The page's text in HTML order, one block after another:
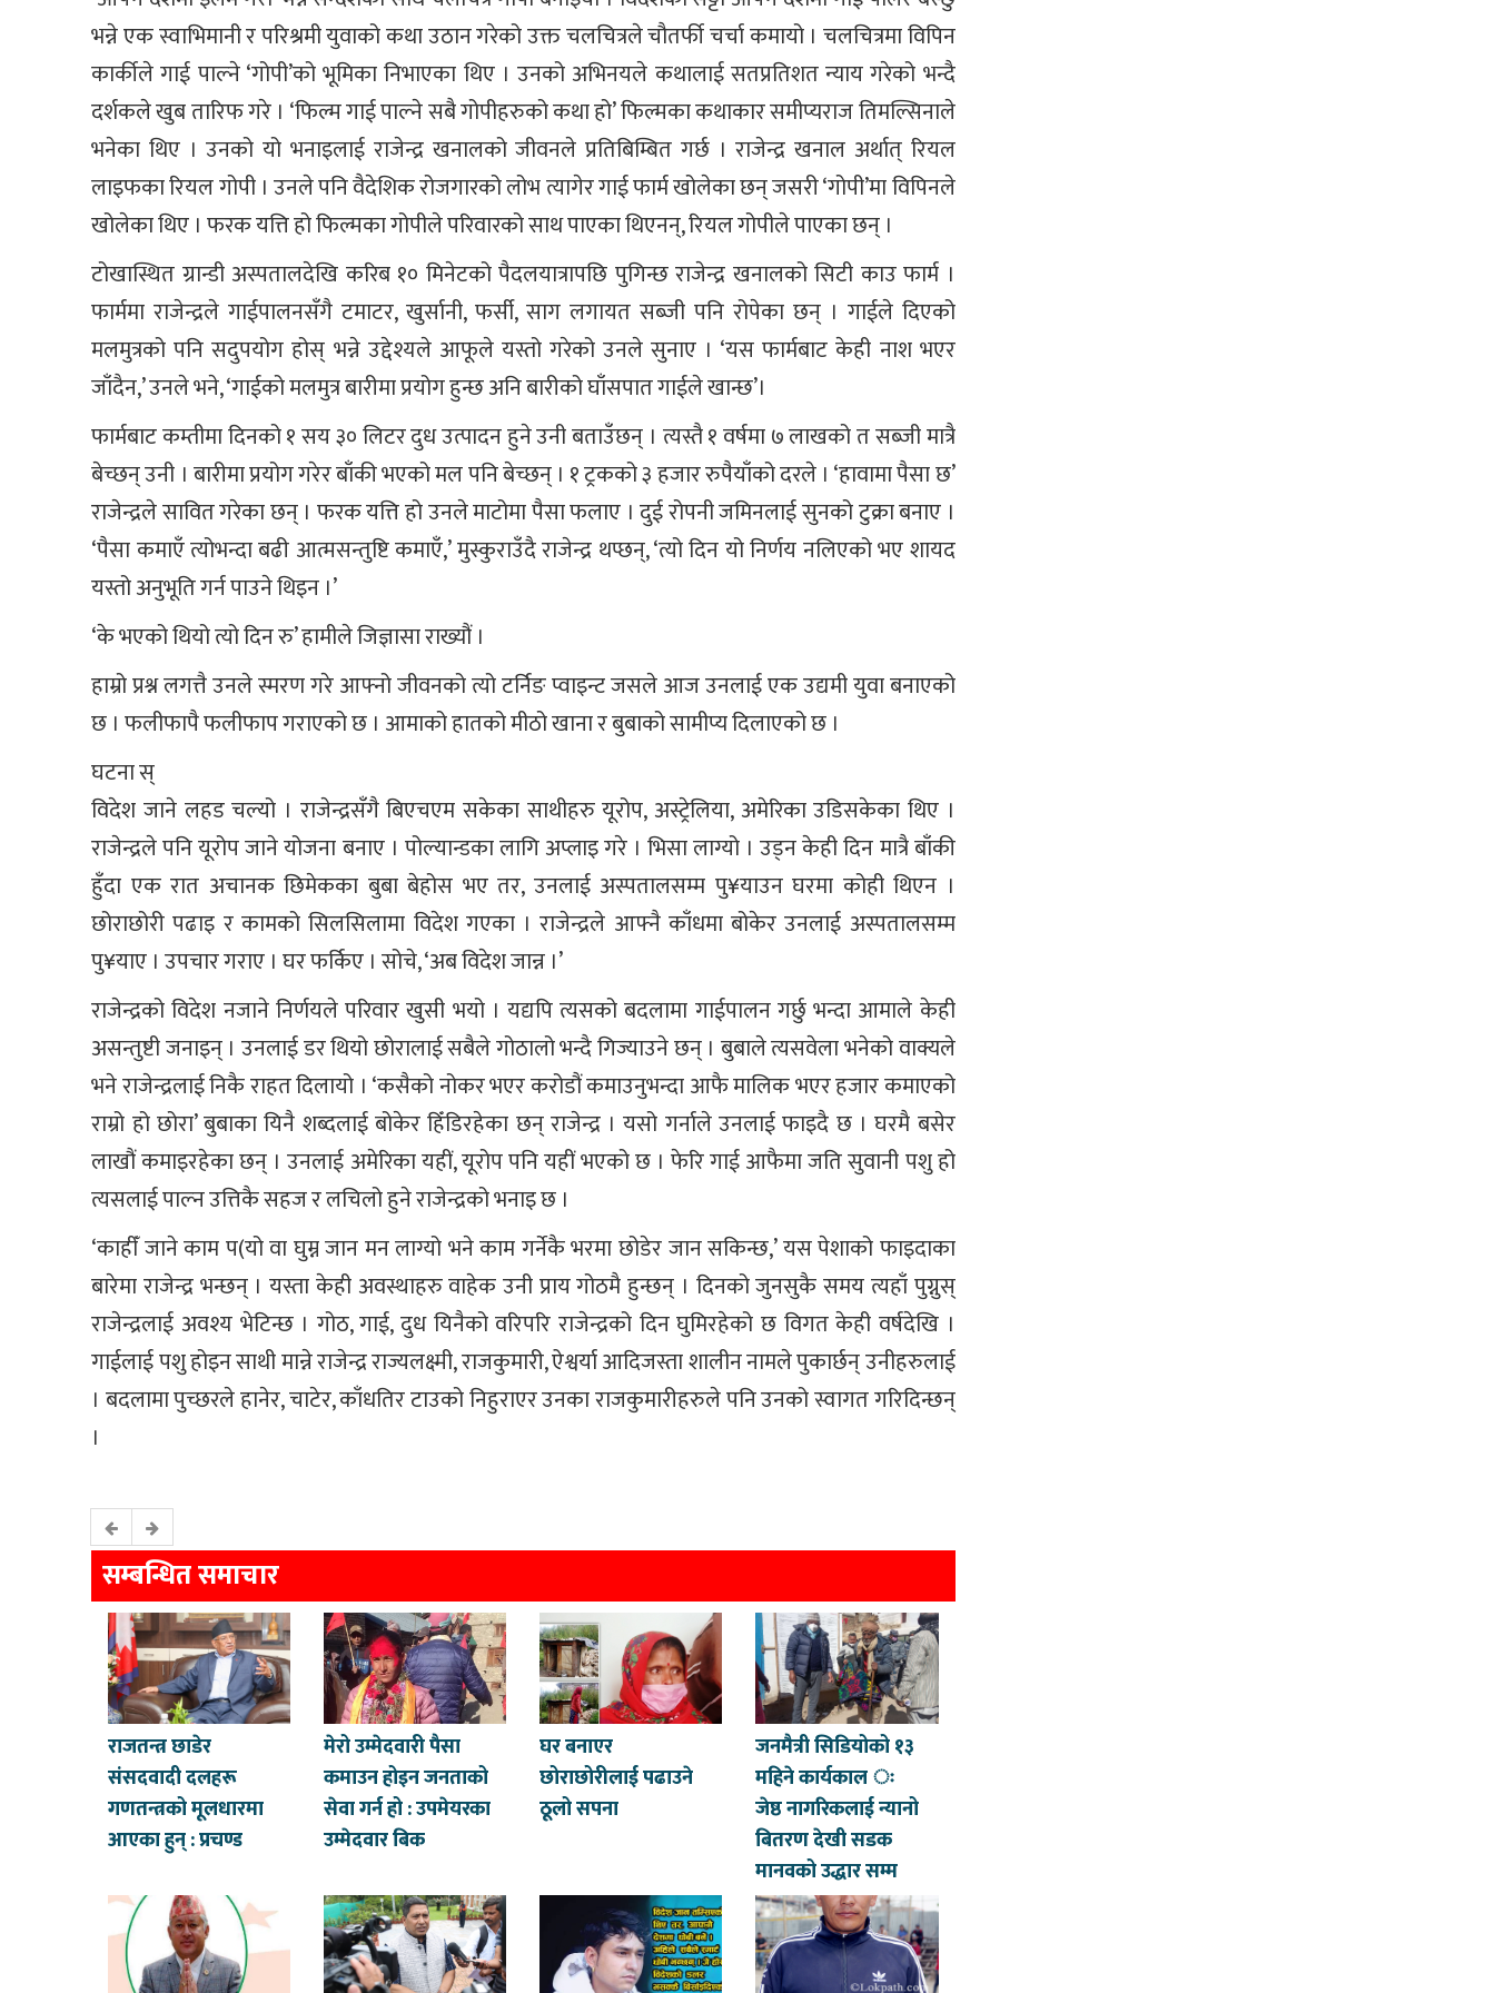
भन्ने एक स्वाभिमानी र परिश्रमी युवाको कथा उठान गरेको उक्त चलचित्रले चौतर्फी चर्चा कमायो । चलचित्रमा विपिन
कार्कीले गाई पाल्ने ‘गोपी’को भूमिका निभाएका थिए । उनको अभिनयले कथालाई सतप्रतिशत न्याय गरेको भन्दै
दर्शकले खुब तारिफ गरे । ‘फिल्म गाई पाल्ने सबै गोपीहरुको कथा हो’ फिल्मका कथाकार समीप्यराज तिमल्सिनाले
भनेका थिए । उनको यो भनाइलाई राजेन्द्र खनालको जीवनले प्रतिबिम्बित गर्छ । राजेन्द्र खनाल अर्थात् रियल
लाइफका रियल गोपी । उनले पनि वैदेशिक रोजगारको लोभ त्यागेर गाई फार्म खोलेका छन् जसरी ‘गोपी’मा विपिनले
खोलेका थिए । फरक यत्ति हो फिल्मका गोपीले परिवारको साथ पाएका थिएनन्, रियल गोपीले पाएका छन् ।
टोखास्थित ग्रान्डी अस्पतालदेखि करिब १० मिनेटको पैदलयात्रापछि पुगिन्छ राजेन्द्र खनालको सिटी काउ फार्म ।
फार्ममा राजेन्द्रले गाईपालनसँगै टमाटर, खुर्सानी, फर्सी, साग लगायत सब्जी पनि रोपेका छन् । गाईले दिएको
मलमुत्रको पनि सदुपयोग होस् भन्ने उद्देश्यले आफूले यस्तो गरेको उनले सुनाए । ‘यस फार्मबाट केही नाश भएर
जाँदैन,’ उनले भने, ‘गाईको मलमुत्र बारीमा प्रयोग हुन्छ अनि बारीको घाँसपात गाईले खान्छ’।
फार्मबाट कम्तीमा दिनको १ सय ३० लिटर दुध उत्पादन हुने उनी बताउँछन् । त्यस्तै १ वर्षमा ७ लाखको त सब्जी मात्रै
बेच्छन् उनी । बारीमा प्रयोग गरेर बाँकी भएको मल पनि बेच्छन् । १ ट्रकको ३ हजार रुपैयाँको दरले । ‘हावामा पैसा छ’
राजेन्द्रले सावित गरेका छन् । फरक यत्ति हो उनले माटोमा पैसा फलाए । दुई रोपनी जमिनलाई सुनको टुक्रा बनाए ।
‘पैसा कमाएँ त्योभन्दा बढी आत्मसन्तुष्टि कमाएँ,’ मुस्कुराउँदै राजेन्द्र थप्छन्, ‘त्यो दिन यो निर्णय नलिएको भए शायद
यस्तो अनुभूति गर्न पाउने थिइन ।’
‘के भएको थियो त्यो दिन रु’ हामीले जिज्ञासा राख्यौं ।
हाम्रो प्रश्न लगत्तै उनले स्मरण गरे आफ्नो जीवनको त्यो टर्निङ प्वाइन्ट जसले आज उनलाई एक उद्यमी युवा बनाएको
छ । फलीफापै फलीफाप गराएको छ । आमाको हातको मीठो खाना र बुबाको सामीप्य दिलाएको छ ।
घटना स्
विदेश जाने लहड चल्यो । राजेन्द्रसँगै बिएचएम सकेका साथीहरु यूरोप, अस्ट्रेलिया, अमेरिका उडिसकेका थिए ।
राजेन्द्रले पनि यूरोप जाने योजना बनाए । पोल्यान्डका लागि अप्लाइ गरे । भिसा लाग्यो । उड्न केही दिन मात्रै बाँकी
हुँदा एक रात अचानक छिमेकका बुबा बेहोस भए तर, उनलाई अस्पतालसम्म पु¥याउन घरमा कोही थिएन ।
छोराछोरी पढाइ र कामको सिलसिलामा विदेश गएका । राजेन्द्रले आफ्नै काँधमा बोकेर उनलाई अस्पतालसम्म
पु¥याए । उपचार गराए । घर फर्किए । सोचे, ‘अब विदेश जान्न ।’
राजेन्द्रको विदेश नजाने निर्णयले परिवार खुसी भयो । यद्यपि त्यसको बदलामा गाईपालन गर्छु भन्दा आमाले केही
असन्तुष्टी जनाइन् । उनलाई डर थियो छोरालाई सबैले गोठालो भन्दै गिज्याउने छन् । बुबाले त्यसवेला भनेको वाक्यले
भने राजेन्द्रलाई निकै राहत दिलायो । ‘कसैको नोकर भएर करोडौं कमाउनुभन्दा आफै मालिक भएर हजार कमाएको
राम्रो हो छोरा’ बुबाका यिनै शब्दलाई बोकेर हिँडिरहेका छन् राजेन्द्र । यसो गर्नाले उनलाई फाइदै छ । घरमै बसेर
लाखौं कमाइरहेका छन् । उनलाई अमेरिका यहीं, यूरोप पनि यहीं भएको छ । फेरि गाई आफैमा जति सुवानी पशु हो
त्यसलाई पाल्न उत्तिकै सहज र लचिलो हुने राजेन्द्रको भनाइ छ ।
‘काहीँ जाने काम प(यो वा घुम्न जान मन लाग्यो भने काम गर्नेकै भरमा छोडेर जान सकिन्छ,’ यस पेशाको फाइदाका
बारेमा राजेन्द्र भन्छन् । यस्ता केही अवस्थाहरु वाहेक उनी प्राय गोठमै हुन्छन् । दिनको जुनसुकै समय त्यहाँ पुग्नुस्
राजेन्द्रलाई अवश्य भेटिन्छ । गोठ, गाई, दुध यिनैको वरिपरि राजेन्द्रको दिन घुमिरहेको छ विगत केही वर्षदेखि ।
गाईलाई पशु होइन साथी मान्ने राजेन्द्र राज्यलक्ष्मी, राजकुमारी, ऐश्वर्या आदिजस्ता शालीन नामले पुकार्छन् उनीहरुलाई
। बदलामा पुच्छरले हानेर, चाटेर, काँधतिर टाउको निहुराएर उनका राजकुमारीहरुले पनि उनको स्वागत गरिदिन्छन्
।
सम्बन्धित समाचार
राजतन्त्र छाडेर
संसद‍वादी दलहरू
गणतन्त्रको मूलधारमा
आएका हुन् : प्रचण्ड
मेरो उम्मेदवारी पैसा
कमाउन होइन जनताको
सेवा गर्न हो : उपमेयरका
उम्मेदवार बिक
घर बनाएर
छोराछोरीलाई पढाउने
ठूलो सपना
जनमैत्री सिडियोको १३
महिने कार्यकाल ः
जेष्ठ नागरिकलाई न्यानो
बितरण देखी सडक
मानवको उद्धार सम्म